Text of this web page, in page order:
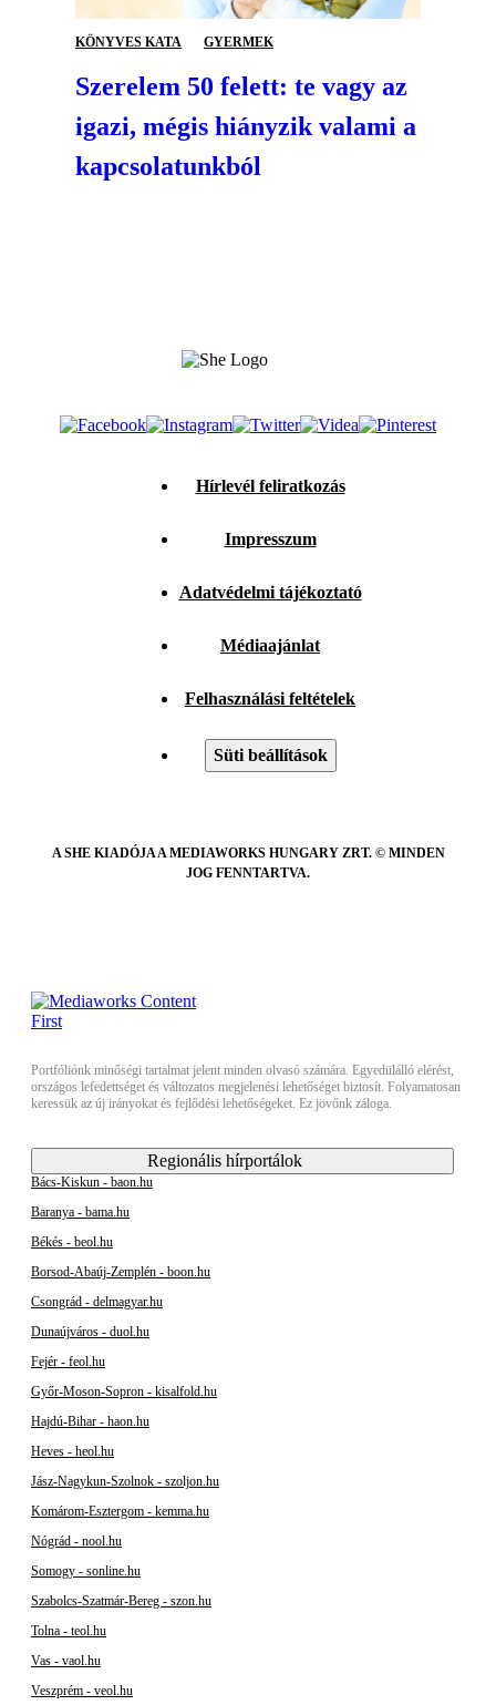
KÖNYVES KATA GYERMEK
Szerelem 50 felett: te vagy az
igazi, mégis hiányzik valami a
kapcsolatunkból
Hírlevél feliratkozás
Impresszum
Adatvédelmi tájékoztató
Médiaajánlat
Felhasználási feltételek
Süti beállítások
A SHE KIADÓJA A MEDIAWORKS HUNGARY ZRT. © MINDEN
JOG FENNTARTVA.
Portfóliónk minőségi tartalmat jelent minden olvasó számára. Egyedülálló elérést,
országos lefedettséget és változatos megjelenési lehetőséget biztosít. Folyamatosan
keressük az új irányokat és fejlődési lehetőségeket. Ez jövőnk záloga.
Regionális hírportálok
Bács-Kiskun - baon.hu
Baranya - bama.hu
Békés - beol.hu
Borsod-Abaúj-Zemplén - boon.hu
Csongrád - delmagyar.hu
Dunaújváros - duol.hu
Fejér - feol.hu
Győr-Moson-Sopron - kisalfold.hu
Hajdú-Bihar - haon.hu
Heves - heol.hu
Jász-Nagykun-Szolnok - szoljon.hu
Komárom-Esztergom - kemma.hu
Nógrád - nool.hu
Somogy - sonline.hu
Szabolcs-Szatmár-Bereg - szon.hu
Tolna - teol.hu
Vas - vaol.hu
Veszprém - veol.hu